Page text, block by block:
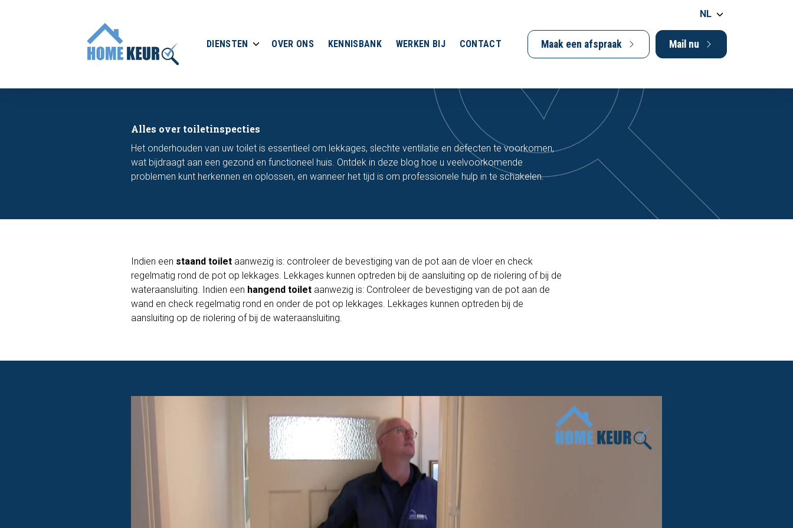
DIENSTEN OVER ONS KENNISBANK WERKEN BIJ CONTACT
NL
Maak een afspraak Mail nu
Alles over toiletinspecties
Het onderhouden van uw toilet is essentieel om lekkages, slechte ventilatie en defecten te voorkomen,
wat bijdraagt aan een gezond en functioneel huis. Ontdek in deze blog hoe u veelvoorkomende
problemen kunt herkennen en oplossen, en wanneer het tijd is om professionele hulp in te schakelen.
Indien een staand toilet aanwezig is: controleer de bevestiging van de pot aan de vloer en check
regelmatig rond de pot op lekkages. Lekkages kunnen optreden bij de aansluiting op de riolering of bij de
wateraansluiting. Indien een hangend toilet aanwezig is: Controleer de bevestiging van de pot aan de
wand en check regelmatig rond en onder de pot op lekkages. Lekkages kunnen optreden bij de
aansluiting op de riolering of bij de wateraansluiting.